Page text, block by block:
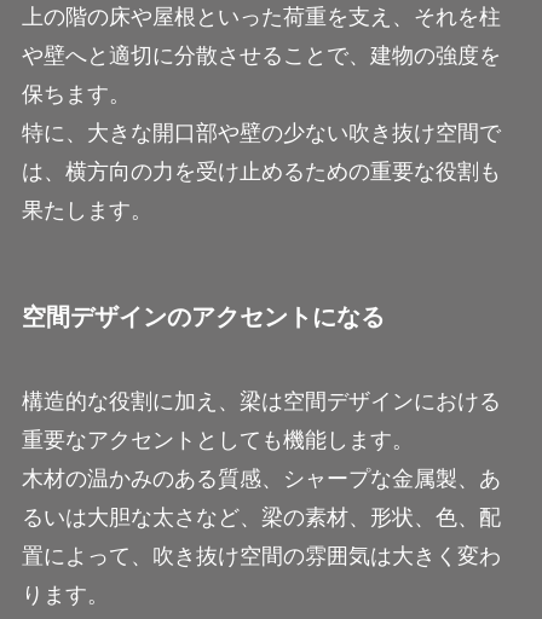
上の階の床や屋根といった荷重を支え、それを柱
や壁へと適切に分散させることで、建物の強度を
保ちます。
特に、大きな開口部や壁の少ない吹き抜け空間で
は、横方向の力を受け止めるための重要な役割も
果たします。
空間デザインのアクセントになる
構造的な役割に加え、梁は空間デザインにおける
重要なアクセントとしても機能します。
木材の温かみのある質感、シャープな金属製、あ
るいは大胆な太さなど、梁の素材、形状、色、配
置によって、吹き抜け空間の雰囲気は大きく変わ
ります。